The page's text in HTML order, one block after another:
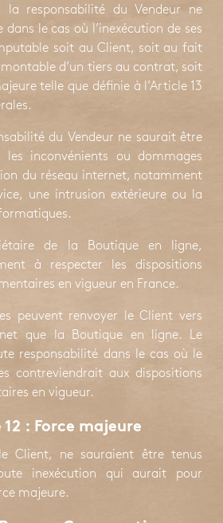
la responsabilité du Vendeur ne
le cas où l’inexécution de ses
soit au Client, soit au fait
d’un tiers au contrat, soit
telle que définie à l’Article 13
du Vendeur ne saurait être
les inconvénients ou dommages
du réseau internet, notamment
une intrusion extérieure ou la
de la Boutique en ligne,
à respecter les dispositions
en vigueur en France.
peuvent renvoyer le Client vers
que la Boutique en ligne. Le
responsabilité dans le cas où le
contreviendrait aux dispositions
en vigueur.
: Force majeure
Client, ne sauraient être tenus
inexécution qui aurait pour
majeure.